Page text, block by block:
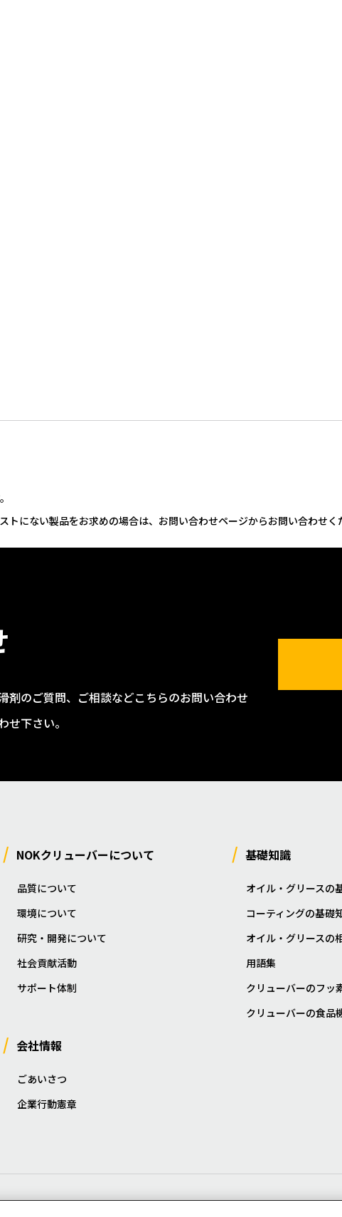
トにない製品をお求めの場合は、お問い合わせページからお問い合わせく
剤のご質問、ご相談などこちらのお問い合わせ
せ下さい。
NOKクリューバーについて
品質について
環境について
研究・開発について
社会貢献活動
サポート体制
会社情報
ごあいさつ
企業行動憲章
基礎知識
オイル・グリースの
コーティングの基礎
オイル・グリースの
用語集
クリューバーのフッ
クリューバーの食品